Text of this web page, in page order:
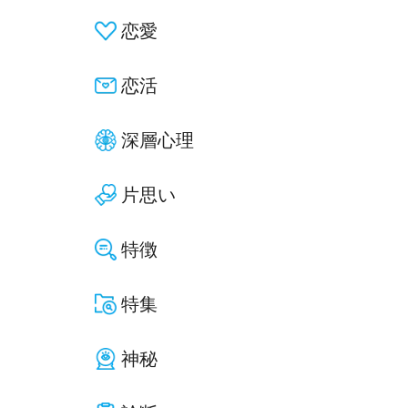
恋愛
恋活
深層心理
片思い
特徴
特集
神秘